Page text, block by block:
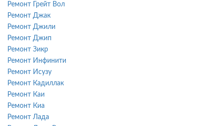
Ремонт Грейт Вол
Ремонт Джак
Ремонт Джили
Ремонт Джип
Ремонт Зикр
Ремонт Инфинити
Ремонт Исузу
Ремонт Кадиллак
Ремонт Каи
Ремонт Киа
Ремонт Лада